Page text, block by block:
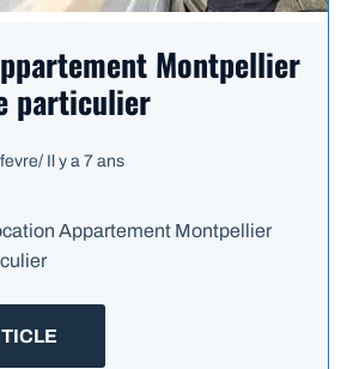
Montpellier
particulier
/ Il y a 7 ans
Appartement Montpellier